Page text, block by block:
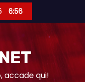
6:56
accade qui!